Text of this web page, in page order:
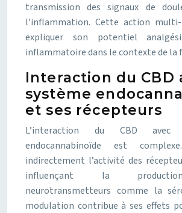
transmission des signaux de
l’inflammation. Cette action
expliquer son potentiel
inflammatoire dans le contexte de la
Interaction du CBD
système
et ses récepteurs
L’interaction du CBD
endocannabinoïde est
indirectement l’activité des
influençant la
neurotransmetteurs comme la
modulation contribue à ses effets